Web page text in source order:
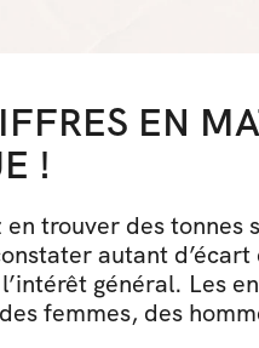
EN
!
en trouver des tonnes
autant
général. Les
femmes, des